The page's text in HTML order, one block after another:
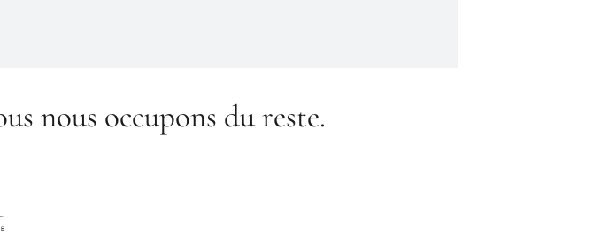
nous occupons du reste.